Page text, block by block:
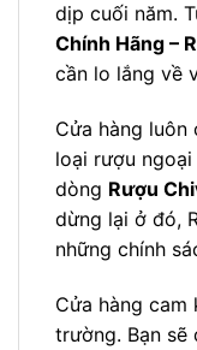
dịp cuối năm.
Chính Hãng –
cần lo lắng về
Cửa hàng luôn
loại rượu
dòng Rượu
dừng lại ở đó,
những chính
Cửa hàng
trường. Bạn sẽ